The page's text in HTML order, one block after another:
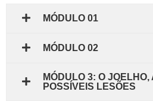
MÓDULO 01
MÓDULO 02
MÓDULO 3: O
POSSÍVEIS LESÕES